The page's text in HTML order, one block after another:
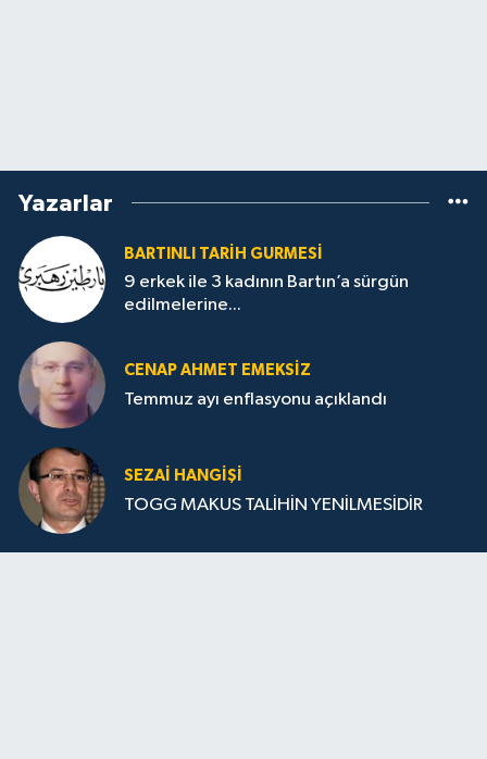
Yazarlar
BARTINLI TARIH GURMESI
9 erkek ile 3 kadının Bartın’a sürgün
edilmelerine...
CENAP AHMET EMEKSİZ
Temmuz ayı enflasyonu açıklandı
SEZAI HANGİŞİ
TOGG MAKUS TALİHİN YENİLMESİDİR